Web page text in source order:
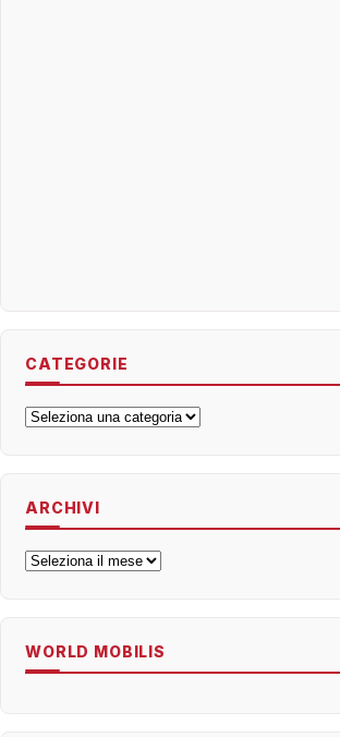
CATEGORIE
Categorie
ARCHIVI
Archivi
WORLD MOBILIS